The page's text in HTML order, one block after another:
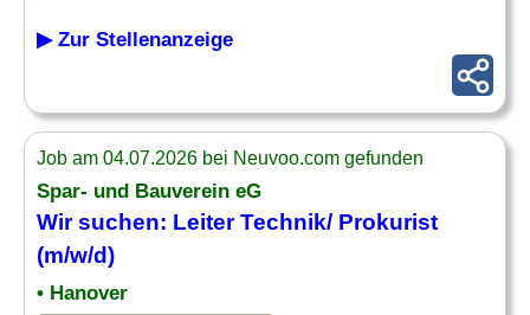
▶ Zur Stellenanzeige
Job am 04.07.2026 bei Neuvoo.com gefunden
Spar- und Bauverein eG
Wir suchen: Leiter Technik/ Prokurist
(m/w/d)
• Hanover